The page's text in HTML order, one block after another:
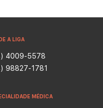
A LIGA
4009-5578
98827-1781
MÉDICA